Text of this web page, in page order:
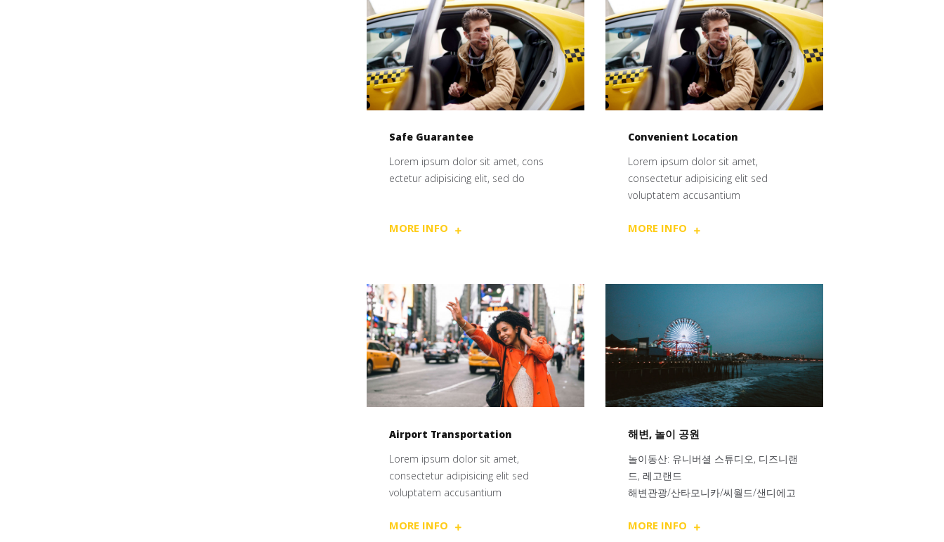
Safe Guarantee
Lorem ipsum dolor sit amet, cons
ectetur adipisicing elit, sed do
MORE INFO
Convenient Location
Lorem ipsum dolor sit amet,
consectetur adipisicing elit sed
voluptatem accusantium
MORE INFO
Airport Transportation
Lorem ipsum dolor sit amet,
consectetur adipisicing elit sed
voluptatem accusantium
MORE INFO
해변, 놀이 공원
놀이동산: 유니버셜 스튜디오, 디즈니랜
드, 레고랜드
해변관광/산타모니카/씨월드/샌디에고
MORE INFO